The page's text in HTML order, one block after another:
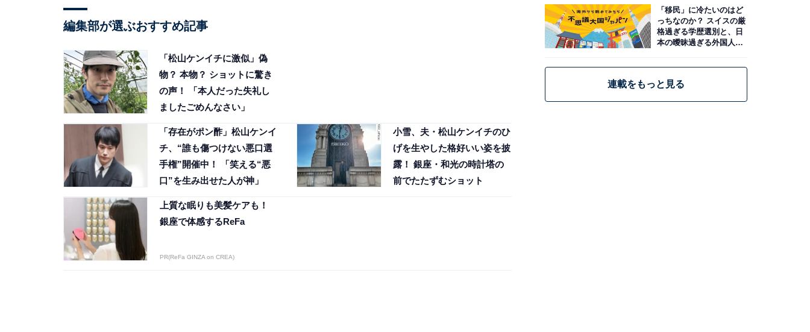
編集部が選ぶおすすめ記事
「松山ケンイチに激似」偽
物？ 本物？ ショットに驚き
の声！ 「本人だった失礼し
ましたごめんなさい」
「存在がポン酢」松山ケンイ
チ、“誰も傷つけない悪口選
手権”開催中！ 「笑える“悪
口”を生み出せた人が神」
小雪、夫・松山ケンイチのひ
げを生やした格好いい姿を披
露！ 銀座・和光の時計塔の
前でたたずむショット
上質な眠りも美髪ケアも！
銀座で体感するReFa
PR(ReFa GINZA on CREA)
「移民」に冷たいのはど
っちなのか？ スイスの厳
格過ぎる学歴選別と、日
本の曖昧過ぎる外国人政
連載をもっと見る